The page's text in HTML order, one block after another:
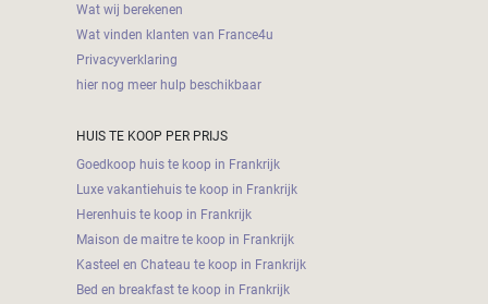
Wat wij berekenen
Wat vinden klanten van France4u
Privacyverklaring
hier nog meer hulp beschikbaar
HUIS TE KOOP PER PRIJS
Goedkoop huis te koop in Frankrijk
Luxe vakantiehuis te koop in Frankrijk
Herenhuis te koop in Frankrijk
Maison de maitre te koop in Frankrijk
Kasteel en Chateau te koop in Frankrijk
Bed en breakfast te koop in Frankrijk